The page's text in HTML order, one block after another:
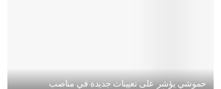
حموشي يؤشر على تعيينات جديدة في مناصب